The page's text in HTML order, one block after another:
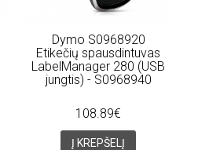
Dymo S0968920
Etikečių spausdintuvas
LabelManager 280 (USB
jungtis) - S0968940
108.89€
Į KREPŠELĮ